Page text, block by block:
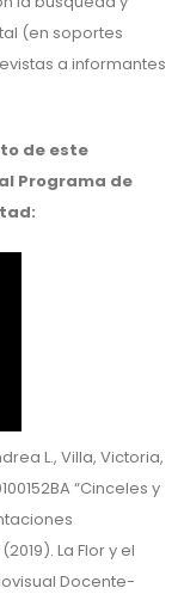
(en soportes
a informantes
de este
Programa de
L., Villa, Victoria,
“Cinceles y
La Flor y el
Docente-